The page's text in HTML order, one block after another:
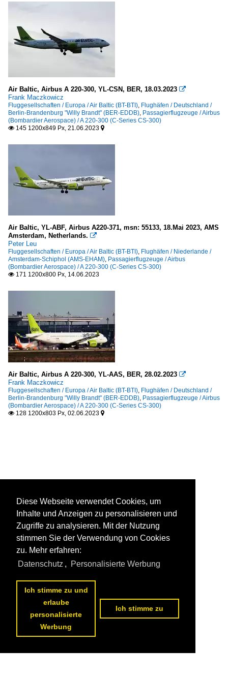
Air Baltic, Airbus A 220-300, YL-CSN, BER, 18.03.2023 
Frank Maczkowicz
Fluggesellschaften / Europa / Air Baltic (BT-BTI), Flughäfen / Deutschland /
Berlin-Brandenburg "Willy Brandt" (BER-EDDB), Passagierflugzeuge / Airbus
(Bombardier Aerospace) / A 220-300 (C-Series CS-300)
 145 1200x849 Px, 21.06.2023 
Air Baltic, YL-ABF, Airbus A220-371, msn: 55133, 18.Mai 2023, AMS
Amsterdam, Netherlands. 
Peter Leu
Fluggesellschaften / Europa / Air Baltic (BT-BTI), Flughäfen / Niederlande /
Amsterdam-Schiphol (AMS-EHAM), Passagierflugzeuge / Airbus
(Bombardier Aerospace) / A 220-300 (C-Series CS-300)
 171 1200x800 Px, 14.06.2023
Air Baltic, Airbus A 220-300, YL-AAS, BER, 28.02.2023 
Frank Maczkowicz
Fluggesellschaften / Europa / Air Baltic (BT-BTI), Flughäfen / Deutschland /
Berlin-Brandenburg "Willy Brandt" (BER-EDDB), Passagierflugzeuge / Airbus
(Bombardier Aerospace) / A 220-300 (C-Series CS-300)
 128 1200x803 Px, 02.06.2023 
Diese Webseite verwendet Cookies, um
Inhalte und Anzeigen zu personalisieren und
Zugriffe zu analysieren. Mit der Nutzung
stimmen Sie der Verwendung von Cookies
zu. Mehr erfahren:
Datenschutz , Personalisierte Werbung
Ich stimme zu und
erlaube
personalisierte
Werbung
Ich stimme zu